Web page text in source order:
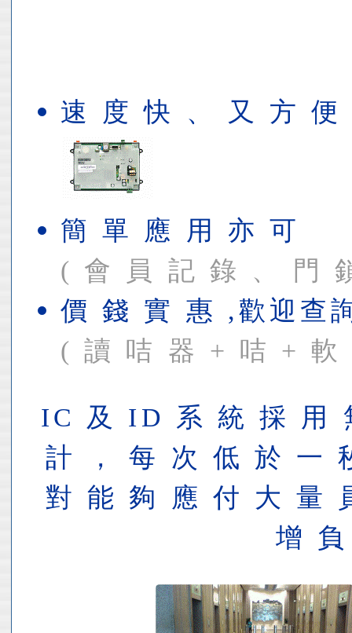
速 度 快 、 又 方 便
簡 單 應 用 亦 可
( 會 員 記 錄 、 門
價 錢 實 惠 ,歡迎查
( 讀 咭 器 + 咭 + 軟
IC 及 ID 系 統 採 用
計 ， 每 次 低 於 一
對 能 夠 應 付 大 量
增